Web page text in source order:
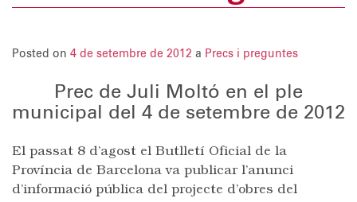
Posted on 4 de setembre de 2012 a Precs i preguntes
Prec de Juli Moltó en el ple
municipal del 4 de setembre de 2012
El passat 8 d’agost el Butlletí Oficial de la
Província de Barcelona va publicar l’anunci
d’informació pública del projecte d’obres del